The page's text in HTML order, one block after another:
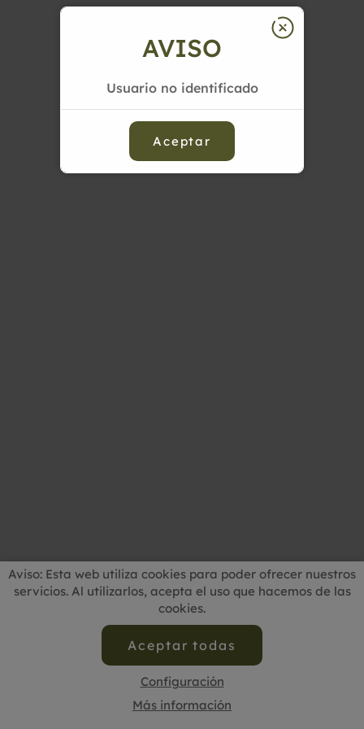
Aviso: Esta web utiliza cookies para poder ofrecer nuestros
servicios. Al utilizarlos, acepta el uso que hacemos de las
cookies.
Aceptar todas
Configuración
Más información
AVISO
Usuario no identificado
Aceptar